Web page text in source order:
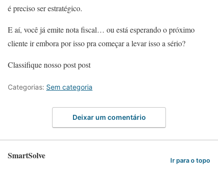
é preciso ser estratégico.
E aí, você já emite nota fiscal… ou está esperando o próximo
cliente ir embora por isso pra começar a levar isso a sério?
Classifique nosso post post
Categorias: Sem categoria
Deixar um comentário
SmartSolve Ir para o topo